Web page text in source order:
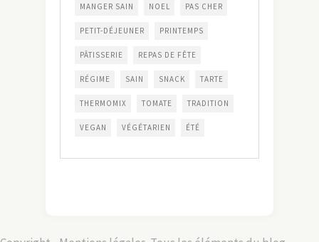
MANGER SAIN NOEL PAS CHER
PETIT-DÉJEUNER PRINTEMPS
PÂTISSERIE REPAS DE FÊTE
RÉGIME SAIN SNACK TARTE
THERMOMIX TOMATE TRADITION
VEGAN VÉGÉTARIEN ÉTÉ